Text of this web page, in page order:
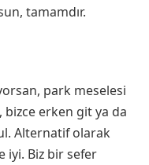
tamamdır.
park meselesi
bizce erken git ya da
Alternatif olarak
iyi. Biz bir sefer